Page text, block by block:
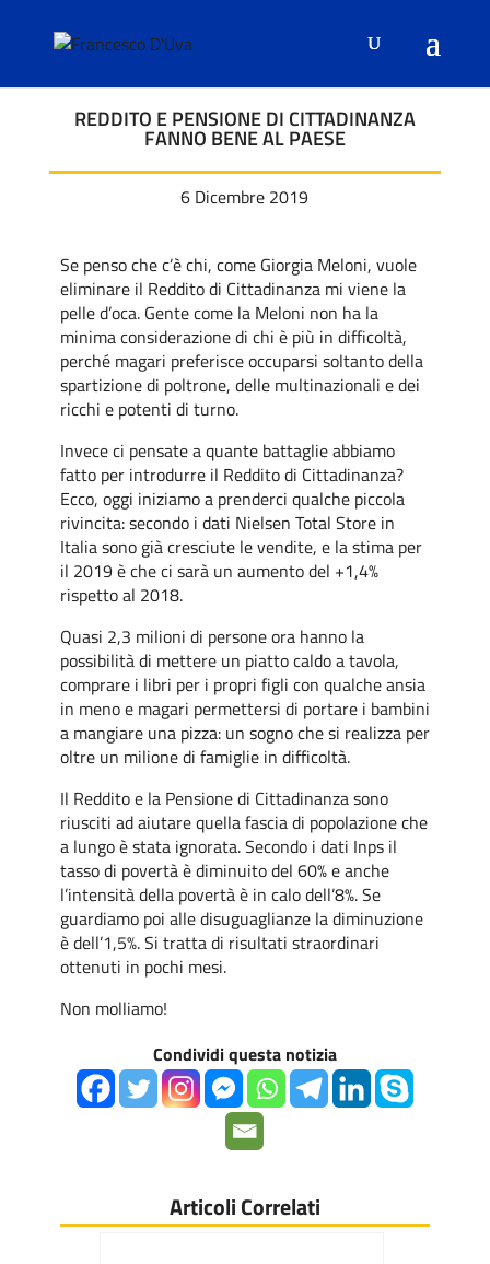
REDDITO E PENSIONE DI CITTADINANZA
FANNO BENE AL PAESE
6 Dicembre 2019
Se penso che c’è chi, come Giorgia Meloni, vuole
eliminare il Reddito di Cittadinanza mi viene la
pelle d’oca. Gente come la Meloni non ha la
minima considerazione di chi è più in difficoltà,
perché magari preferisce occuparsi soltanto della
spartizione di poltrone, delle multinazionali e dei
ricchi e potenti di turno.
Invece ci pensate a quante battaglie abbiamo
fatto per introdurre il Reddito di Cittadinanza?
Ecco, oggi iniziamo a prenderci qualche piccola
rivincita: secondo i dati Nielsen Total Store in
Italia sono già cresciute le vendite, e la stima per
il 2019 è che ci sarà un aumento del +1,4%
rispetto al 2018.
Quasi 2,3 milioni di persone ora hanno la
possibilità di mettere un piatto caldo a tavola,
comprare i libri per i propri figli con qualche ansia
in meno e magari permettersi di portare i bambini
a mangiare una pizza: un sogno che si realizza per
oltre un milione di famiglie in difficoltà.
Il Reddito e la Pensione di Cittadinanza sono
riusciti ad aiutare quella fascia di popolazione che
a lungo è stata ignorata. Secondo i dati Inps il
tasso di povertà è diminuito del 60% e anche
l’intensità della povertà è in calo dell’8%. Se
guardiamo poi alle disuguaglianze la diminuzione
è dell’1,5%. Si tratta di risultati straordinari
ottenuti in pochi mesi.
Non molliamo!
Condividi questa notizia
Articoli Correlati